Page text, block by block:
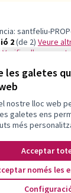
les galetes
nostre lloc web
galetes ens
més
Acceptar
només les
santfeliu-
2(de 2)
veure
Verifica
a Facebook
Feliu a Instagram
Sant Feliu a
extern)
idioma